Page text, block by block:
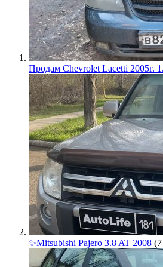
Продам Chevrolet Lacetti 2005г.
✨Mitsubishi Pajero 3.8 AT 2008